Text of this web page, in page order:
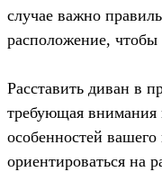
случае важно
расположение, чтобы
Расставить диван в
требующая внимания
особенностей
ориентироваться на